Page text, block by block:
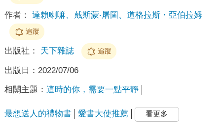
作者： 達賴喇嘛、戴斯蒙‧屠圖、道格拉斯・亞伯拉姆
追蹤
出版社： 天下雜誌 追蹤
出版日： 2022/07/06
相關主題： 這時的你，需要一點平靜
最想送人的禮物書 愛書大使推薦 看更多